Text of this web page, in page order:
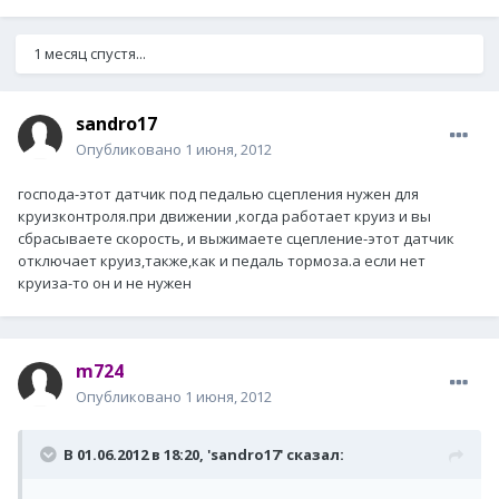
1 месяц спустя...
sandro17
Опубликовано 1 июня, 2012
господа-этот датчик под педалью сцепления нужен для
круизконтроля.при движении ,когда работает круиз и вы
сбрасываете скорость, и выжимаете сцепление-этот датчик
отключает круиз,также,как и педаль тормоза.а если нет
круиза-то он и не нужен
m724
Опубликовано 1 июня, 2012
В 01.06.2012 в 18:20, 'sandro17' сказал: